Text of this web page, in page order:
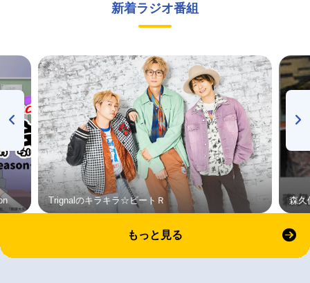
新着ラジオ番組
Trignalのキラキラ☆ビートＲ 森久
もっと見る